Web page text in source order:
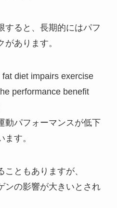
すると、長期的にはパフ
あります。
diet impairs exercise
performance benefit
動パフォーマンスが低下
す。
ともありますが、
ンの影響が大きいとされ